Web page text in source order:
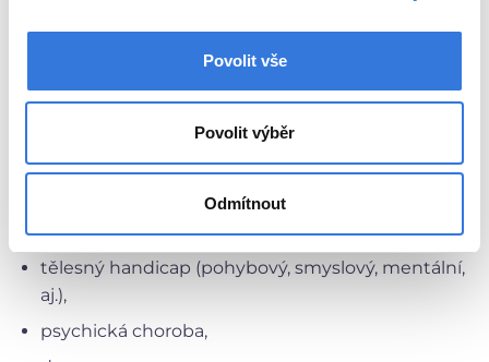
Povolit vše
Povolit výběr
Odmítnout
poskytována, jsou klienti neschopní řešit své
problémy z důvodů:
věku (ohrožené skupiny – hl. senioři, děti)
dlouhodobě nebo nevyléčitelně nemocný
tělesný handicap (pohybový, smyslový, mentální,
aj.),
psychická choroba,